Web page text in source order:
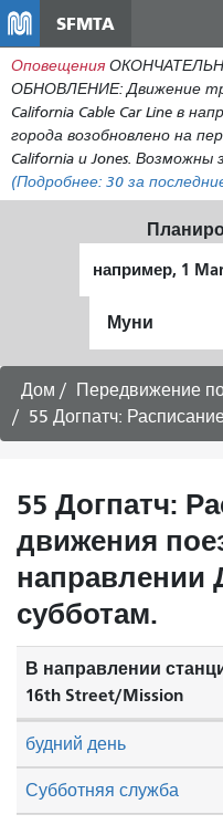
SFMTA
Оповещения
ОБНОВЛЕНИЕ: Движение
California Cable Car Line в
города возобновлено на
California и Jones. Возможны
(Подробнее: 30 за
местоположение
Дом Передвижение
55 Догпатч: Расписание движения поездов в
55 Догпатч:
движения
направлении
субботам.
В направлении
16th Street/Mission
Субботняя служба
будний день